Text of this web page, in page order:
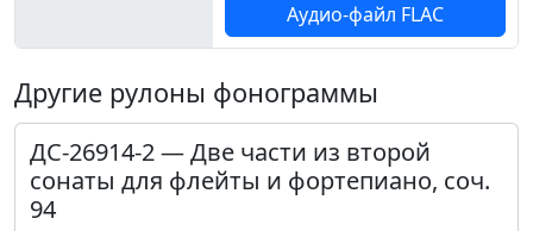
Аудио-файл FLAC
Другие рулоны фонограммы
ДС-26914-2 — Две части из второй
сонаты для флейты и фортепиано, соч.
94